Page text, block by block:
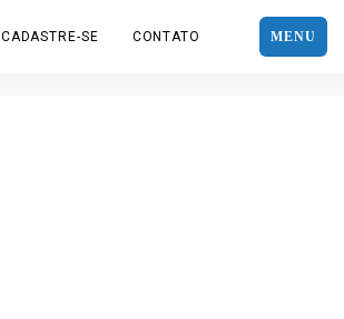
MENU
CADASTRE-SE CONTATO